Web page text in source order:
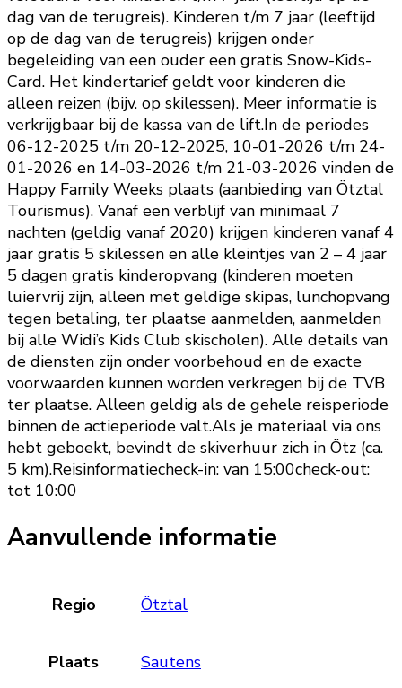
dag van de terugreis). Kinderen t/m 7 jaar (leeftijd
op de dag van de terugreis) krijgen onder
begeleiding van een ouder een gratis Snow-Kids-
Card. Het kindertarief geldt voor kinderen die
alleen reizen (bijv. op skilessen). Meer informatie is
verkrijgbaar bij de kassa van de lift.In de periodes
06-12-2025 t/m 20-12-2025, 10-01-2026 t/m 24-
01-2026 en 14-03-2026 t/m 21-03-2026 vinden de
Happy Family Weeks plaats (aanbieding van Ötztal
Tourismus). Vanaf een verblijf van minimaal 7
nachten (geldig vanaf 2020) krijgen kinderen vanaf 4
jaar gratis 5 skilessen en alle kleintjes van 2 – 4 jaar
5 dagen gratis kinderopvang (kinderen moeten
luiervrij zijn, alleen met geldige skipas, lunchopvang
tegen betaling, ter plaatse aanmelden, aanmelden
bij alle Widi’s Kids Club skischolen). Alle details van
de diensten zijn onder voorbehoud en de exacte
voorwaarden kunnen worden verkregen bij de TVB
ter plaatse. Alleen geldig als de gehele reisperiode
binnen de actieperiode valt.Als je materiaal via ons
hebt geboekt, bevindt de skiverhuur zich in Ötz (ca.
5 km).Reisinformatiecheck-in: van 15:00check-out:
tot 10:00
Aanvullende informatie
Regio Ötztal
Plaats Sautens